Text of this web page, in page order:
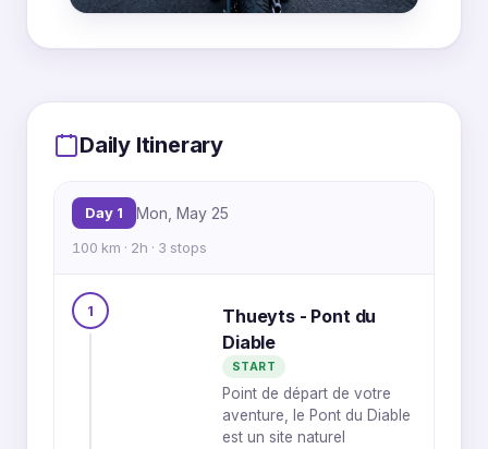
2
MapLibre|OpenFreeMap © OpenMapTilesData fromOpenStreetMap
Daily Itinerary
Day 1 Mon, May 25
100 km · 2h · 3 stops
1
Thueyts - Pont du
Diable
START
Point de départ de votre
aventure, le Pont du Diable
est un site naturel